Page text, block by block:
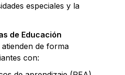
especiales y la
de Educación
atienden de forma
con: